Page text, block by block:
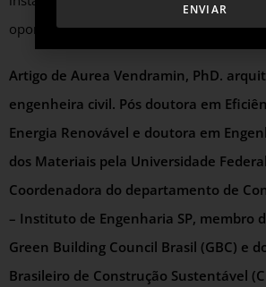
oportunidade!
Artigo de Aurea Vendramin, PhD.
engenheira civil. Pós doutora em
Energia Renovável e doutora em
dos Materiais pela Universidade
Coordenadora do departamento de
– Instituto de Engenharia SP, membro
Green Building Council Brasil (GBC) e
Brasileiro de Construção Sustentável
ENVIAR